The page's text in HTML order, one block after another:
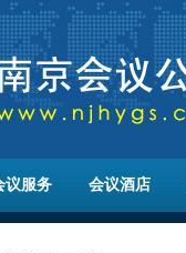
议服务 会议酒店